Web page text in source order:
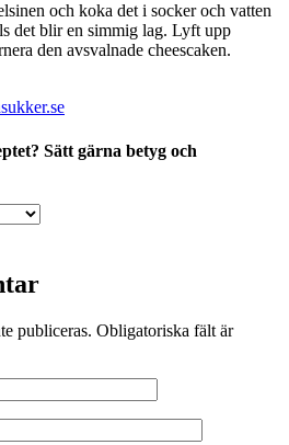
och koka det i socker och vatten
det blir en simmig lag. Lyft upp
den avsvalnade cheescaken.
Sätt gärna betyg och
publiceras. Obligatoriska fält är